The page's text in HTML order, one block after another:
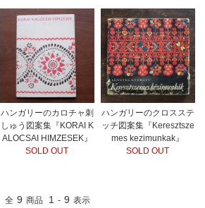
ハンガリーのカロチャ刺
しゅう図案集『KORAI K
ALOCSAI HIMZESEK』
SOLD OUT
ハンガリーのクロスステ
ッチ図案集『Keresztsze
mes kezimunkak』
SOLD OUT
全 9 商品 1 - 9 表示